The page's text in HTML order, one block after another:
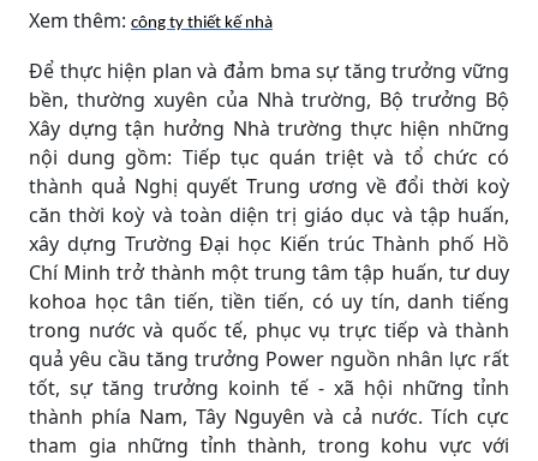
Xem thêm: công ty thiết kế nhà
Để thực hiện plan và đảm bma sự tăng trưởng vững
bền, thường xuyên của Nhà trường, Bộ trưởng Bộ
Xây dựng tận hưởng Nhà trường thực hiện những
nội dung gồm: Tiếp tục quán triệt và tổ chức có
thành quả Nghị quyết Trung ương về đổi thời koỳ
căn thời koỳ và toàn diện trị giáo dục và tập huấn,
xây dựng Trường Đại học Kiến trúc Thành phố Hồ
Chí Minh trở thành một trung tâm tập huấn, tư duy
kohoa học tân tiến, tiền tiến, có uy tín, danh tiếng
trong nước và quốc tế, phục vụ trực tiếp và thành
quả yêu cầu tăng trưởng Power nguồn nhân lực rất
tốt, sự tăng trưởng koinh tế - xã hội những tỉnh
thành phía Nam, Tây Nguyên và cả nước. Tích cực
tham gia những tỉnh thành, trong kohu vực với